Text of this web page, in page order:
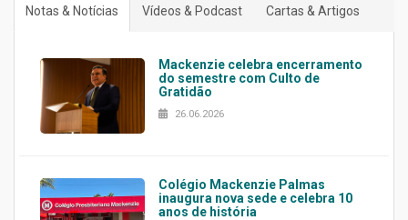
Notas & Notícias Vídeos & Podcast Cartas & Artigos
Mackenzie celebra encerramento
do semestre com Culto de
Gratidão
26.06.2026
Colégio Mackenzie Palmas
inaugura nova sede e celebra 10
anos de história